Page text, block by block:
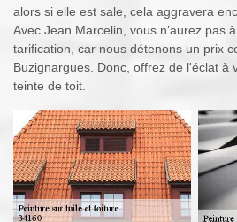
alors si elle est sale, cela aggravera
Avec Jean Marcelin, vous n’aurez pas
tarification, car nous détenons un prix
Buzignargues. Donc, offrez de l'éclat à
teinte de toit.